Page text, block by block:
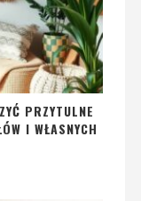
PRZYTULNE
I WŁASNYCH